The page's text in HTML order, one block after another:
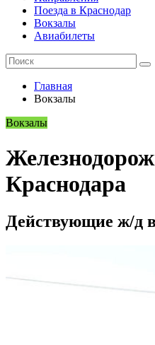
Поезда в Краснодар
Вокзалы
Авиабилеты
Главная
Вокзалы
Вокзалы
Краснодара
Действующие ж/д